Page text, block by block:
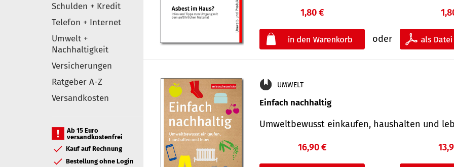
Schulden + Kredit
Telefon + Internet
Umwelt +
Nachhaltigkeit
Versicherungen
Ratgeber A-Z
Versandkosten
Ab 15 Euro
versandkostenfrei
Kauf auf Rechnung
Bestellung ohne Login
1,80 €
oder
UMWELT
Einfach nachhaltig
Umweltbewusst einkaufen, haushalten und
16,90 €